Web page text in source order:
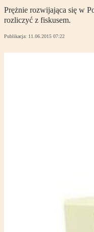
Prężnie rozwijająca się w
rozliczyć z fiskusem.
Publikacja: 11.06.2015 07:22